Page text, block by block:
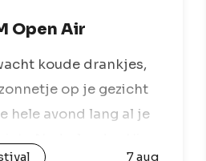
Open Air
koude drankjes,
op je gezicht
hele avond lang al je
7 aug